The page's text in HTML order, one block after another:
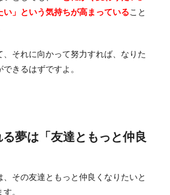
い」という気持ちが高まっていること
それに向かって努力すれば、なりた
きるはずですよ。
夢は「友達ともっと仲良
その友達ともっと仲良くなりたいと
。